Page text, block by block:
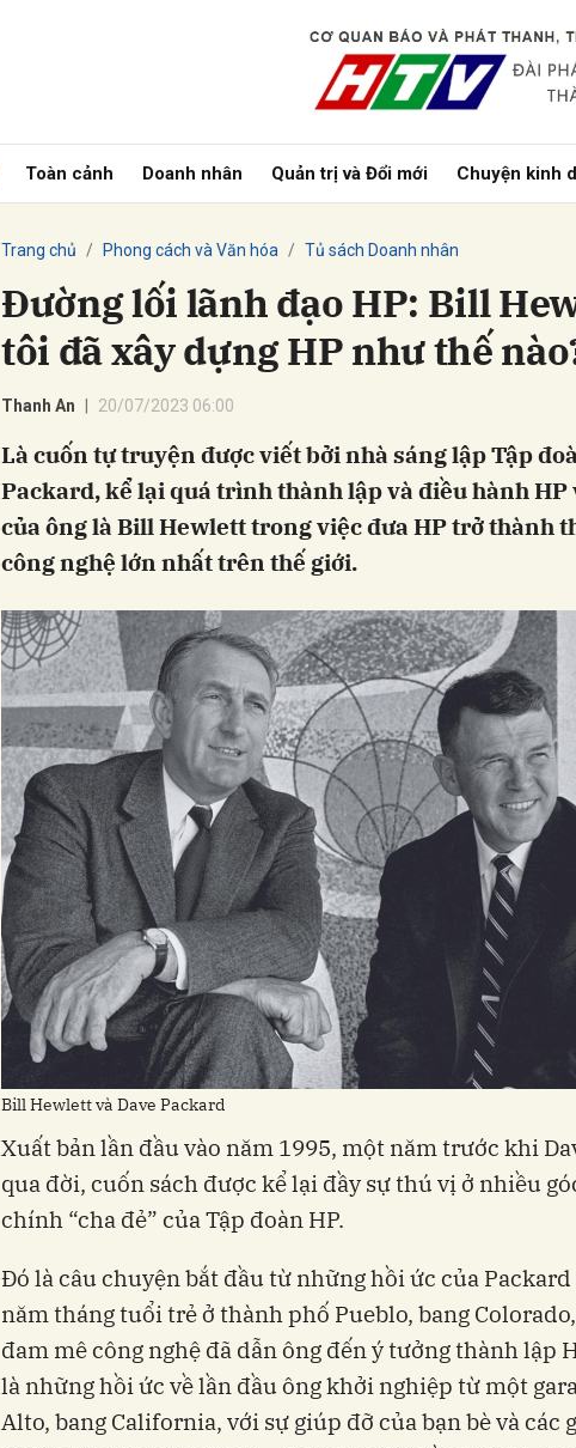
Toàn cảnh Doanh nhân Quản trị và Đổi mới Chuyện kinh
Trang chủ Phong cách và Văn hóa Tủ sách Doanh nhân
Đường lối lãnh đạo HP: Bill
tôi đã xây dựng HP như thế
Thanh An 20/07/2023 06:00
Là cuốn tự truyện được viết bởi nhà sáng lập Tập
Packard, kể lại quá trình thành lập và điều hành HP
của ông là Bill Hewlett trong việc đưa HP trở thành
công nghệ lớn nhất trên thế giới.
Bill Hewlett và Dave Packard
Xuất bản lần đầu vào năm 1995, một năm trước khi
qua đời, cuốn sách được kể lại đầy sự thú vị ở nhiều
chính “cha đẻ” của Tập đoàn HP.
Đó là câu chuyện bắt đầu từ những hồi ức của
năm tháng tuổi trẻ ở thành phố Pueblo, bang
đam mê công nghệ đã dẫn ông đến ý tưởng thành lập
là những hồi ức về lần đầu ông khởi nghiệp từ một
Alto, bang California, với sự giúp đỡ của bạn bè và các